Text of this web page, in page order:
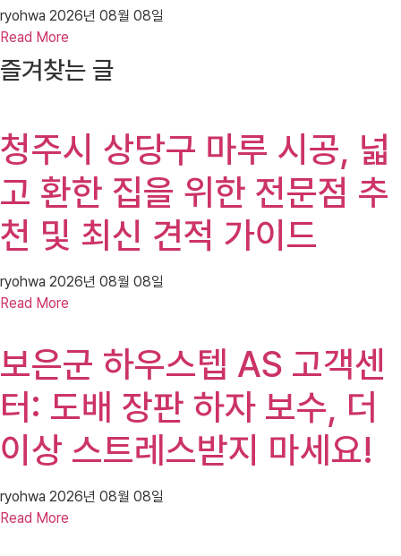
ryohwa 2026년 08월 08일
Read More
즐겨찾는 글
청주시 상당구 마루 시공, 넓
고 환한 집을 위한 전문점 추
천 및 최신 견적 가이드
ryohwa 2026년 08월 08일
Read More
보은군 하우스텝 AS 고객센
터: 도배 장판 하자 보수, 더
이상 스트레스받지 마세요!
ryohwa 2026년 08월 08일
Read More